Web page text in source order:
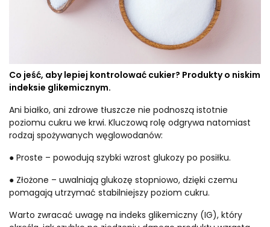
Co jeść, aby lepiej kontrolować cukier? Produkty o niskim
indeksie glikemicznym.
Ani białko, ani zdrowe tłuszcze nie podnoszą istotnie
poziomu cukru we krwi. Kluczową rolę odgrywa natomiast
rodzaj spożywanych węglowodanów:
● Proste – powodują szybki wzrost glukozy po posiłku.
● Złożone – uwalniają glukozę stopniowo, dzięki czemu
pomagają utrzymać stabilniejszy poziom cukru.
Warto zwracać uwagę na indeks glikemiczny (IG), który